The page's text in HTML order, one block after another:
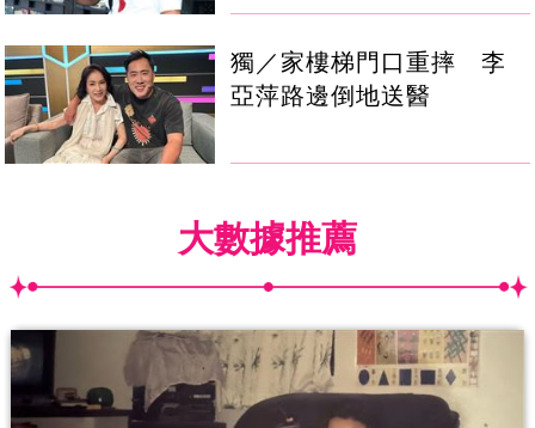
獨／家樓梯門口重摔 李
亞萍路邊倒地送醫
大數據推薦